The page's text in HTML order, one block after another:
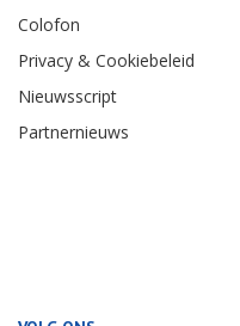
Colofon
Privacy & Cookiebeleid
Nieuwsscript
Partnernieuws